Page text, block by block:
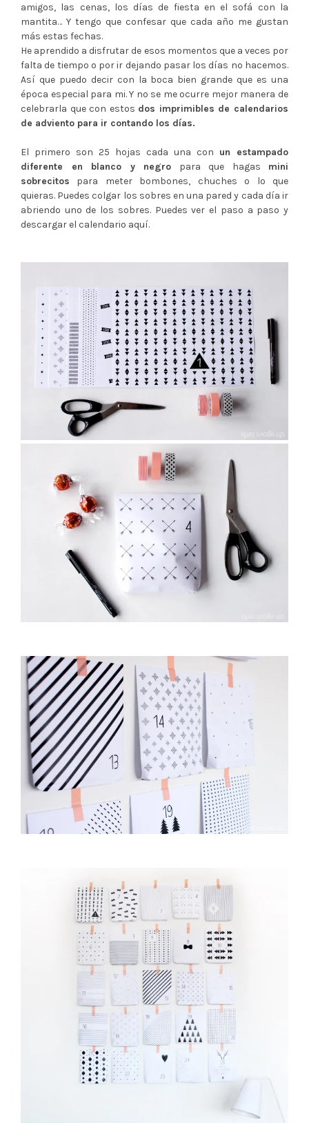
amigos, las cenas, los días de fiesta en el sofá con la
mantita… Y tengo que confesar que cada año me gustan
más estas fechas.
He aprendido a disfrutar de esos momentos que a veces por
falta de tiempo o por ir dejando pasar los días no hacemos.
Así que puedo decir con la boca bien grande que es una
época especial para mi. Y no se me ocurre mejor manera de
celebrarla que con estos dos imprimibles de calendarios
de adviento para ir contando los días.
El primero son 25 hojas cada una con un estampado
diferente en blanco y negro para que hagas mini
sobrecitos para meter bombones, chuches o lo que
quieras. Puedes colgar los sobres en una pared y cada día ir
abriendo uno de los sobres. Puedes ver el paso a paso y
descargar el calendario aquí.